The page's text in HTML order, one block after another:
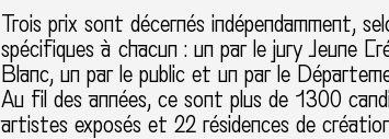
Trois prix sont décernés indépendamment,
spécifiques à chacun : un par le jury Jeune
Blanc, un par le public et un par le
Au fil des années, ce sont plus de 1300
artistes exposés et 22 résidences de